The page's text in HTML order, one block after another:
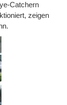
Catchern
zeigen